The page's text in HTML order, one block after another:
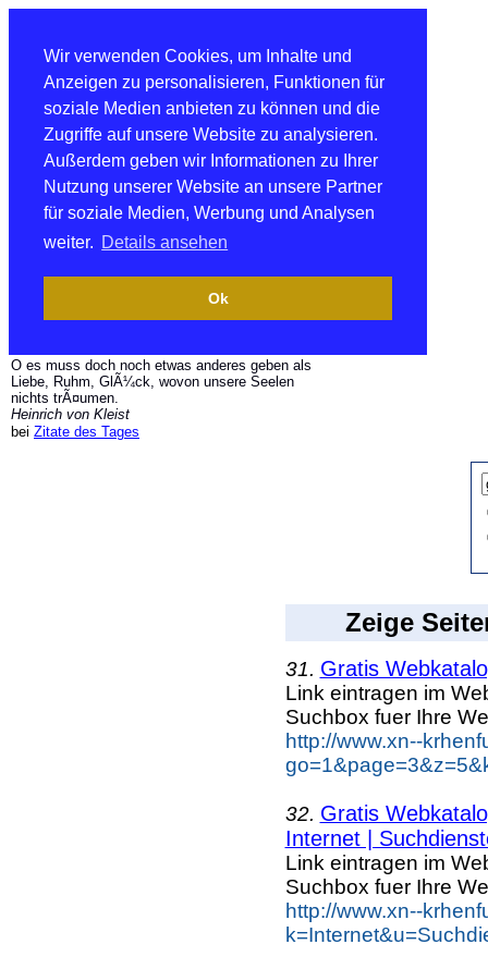
Wir verwenden Cookies, um Inhalte und
Anzeigen zu personalisieren, Funktionen für
soziale Medien anbieten zu können und die
Zugriffe auf unsere Website zu analysieren.
Außerdem geben wir Informationen zu Ihrer
Nutzung unserer Website an unsere Partner
für soziale Medien, Werbung und Analysen
weiter. Details ansehen
Ok
O es muss doch noch etwas anderes geben als
Liebe, Ruhm, GlÃ¼ck, wovon unsere Seelen
nichts trÃ¤umen.
Heinrich von Kleist
bei Zitate des Tages
Zeige
31. Gratis
Link eintragen im
Suchbox fuer Ihre
http://www.xn--
32. Gratis
Internet |
Link eintragen im
Suchbox fuer Ihre
http://www.xn--